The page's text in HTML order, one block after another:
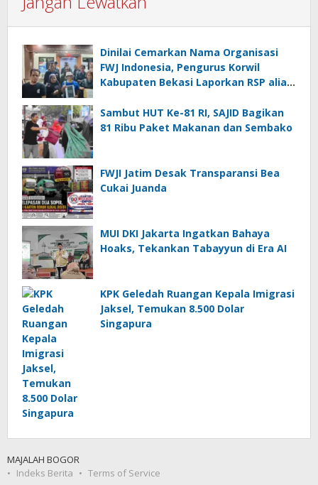
Dinilai Cemarkan Nama Organisasi
FWJ Indonesia, Pengurus Korwil
Kabupaten Bekasi Laporkan RSP alias
Sambut HUT Ke-81 RI, SAJID Bagikan
81 Ribu Paket Makanan dan Sembako
FWJI Jatim Desak Transparansi Bea
Cukai Juanda
MUI DKI Jakarta Ingatkan Bahaya
Hoaks, Tekankan Tabayyun di Era AI
KPK Geledah Ruangan Kepala Imigrasi
Jaksel, Temukan 8.500 Dolar
Singapura
MAJALAH BOGOR
Indeks Berita
Terms of Service